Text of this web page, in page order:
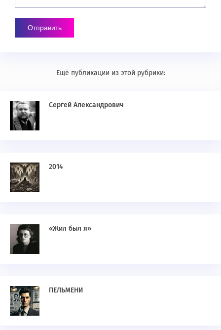
Ещё публикации из этой рубрики:
Сергей Александрович
2014
«Жил был я»
ПЕЛЬМЕНИ